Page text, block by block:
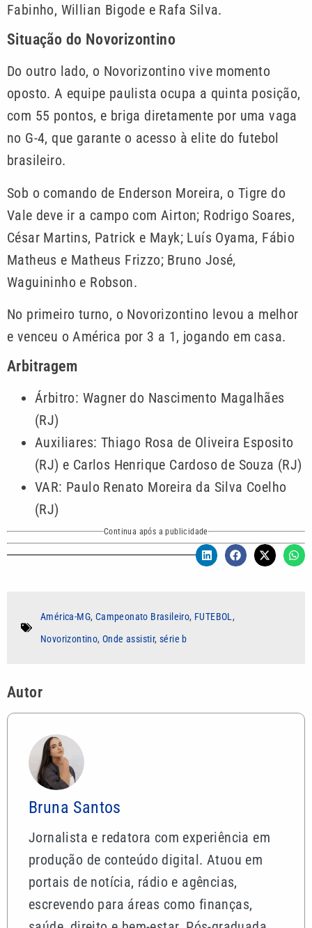
Fabinho, Willian Bigode e Rafa Silva.
Situação do Novorizontino
Do outro lado, o Novorizontino vive momento
oposto. A equipe paulista ocupa a quinta posição,
com 55 pontos, e briga diretamente por uma vaga
no G-4, que garante o acesso à elite do futebol
brasileiro.
Sob o comando de Enderson Moreira, o Tigre do
Vale deve ir a campo com Airton; Rodrigo Soares,
César Martins, Patrick e Mayk; Luís Oyama, Fábio
Matheus e Matheus Frizzo; Bruno José,
Waguininho e Robson.
No primeiro turno, o Novorizontino levou a melhor
e venceu o América por 3 a 1, jogando em casa.
Arbitragem
Árbitro: Wagner do Nascimento Magalhães
(RJ)
Auxiliares: Thiago Rosa de Oliveira Esposito
(RJ) e Carlos Henrique Cardoso de Souza (RJ)
VAR: Paulo Renato Moreira da Silva Coelho
(RJ)
Continua após a publicidade
América-MG, Campeonato Brasileiro, FUTEBOL,
Novorizontino,Onde assistir,série b
Autor
Bruna Santos
Jornalista e redatora com experiência em
produção de conteúdo digital. Atuou em
portais de notícia, rádio e agências,
escrevendo para áreas como finanças,